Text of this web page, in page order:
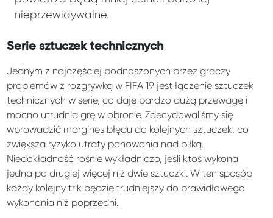
nieprzewidywalne.
Serie sztuczek technicznych
Jednym z najczęściej podnoszonych przez graczy
problemów z rozgrywką w FIFA 19 jest łączenie sztuczek
technicznych w serie, co daje bardzo dużą przewagę i
mocno utrudnia grę w obronie. Zdecydowaliśmy się
wprowadzić margines błędu do kolejnych sztuczek, co
zwiększa ryzyko utraty panowania nad piłką.
Niedokładność rośnie wykładniczo, jeśli ktoś wykona
jedna po drugiej więcej niż dwie sztuczki. W ten sposób
każdy kolejny trik będzie trudniejszy do prawidłowego
wykonania niż poprzedni.